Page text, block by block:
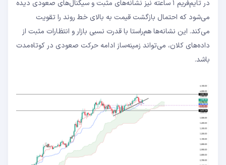
در تایم‌فریم ۱ ساعته نیز نشانه‌های مثبت و سیگنال‌های صعودی دیده
می‌شود که احتمال بازگشت قیمت به بالای خط روند را تقویت
می‌کند. این نشانه‌ها هم‌راستا با قدرت نسبی بازار و انتظارات مثبت از
داده‌های کلان، می‌تواند زمینه‌ساز ادامه حرکت صعودی در کوتاه‌مدت
باشد.